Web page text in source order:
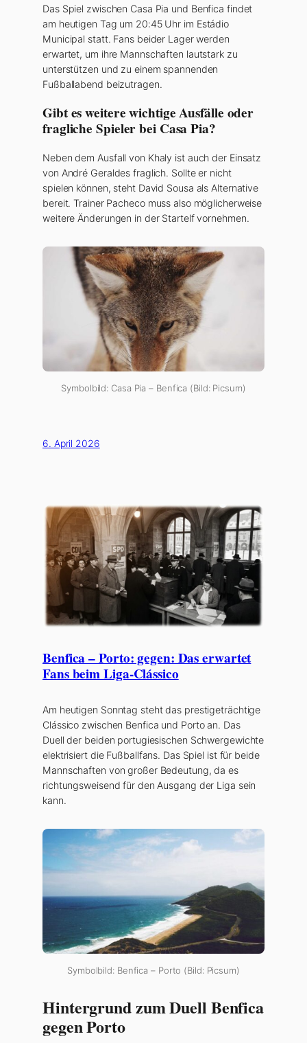
Das Spiel zwischen Casa Pia und Benfica findet
am heutigen Tag um 20:45 Uhr im Estádio
Municipal statt. Fans beider Lager werden
erwartet, um ihre Mannschaften lautstark zu
unterstützen und zu einem spannenden
Fußballabend beizutragen.
Gibt es weitere wichtige Ausfälle oder
fragliche Spieler bei Casa Pia?
Neben dem Ausfall von Khaly ist auch der Einsatz
von André Geraldes fraglich. Sollte er nicht
spielen können, steht David Sousa als Alternative
bereit. Trainer Pacheco muss also möglicherweise
weitere Änderungen in der Startelf vornehmen.
Symbolbild: Casa Pia – Benfica (Bild: Picsum)
6. April 2026
Benfica – Porto: gegen: Das erwartet
Fans beim Liga-Clássico
Am heutigen Sonntag steht das prestigeträchtige
Clássico zwischen Benfica und Porto an. Das
Duell der beiden portugiesischen Schwergewichte
elektrisiert die Fußballfans. Das Spiel ist für beide
Mannschaften von großer Bedeutung, da es
richtungsweisend für den Ausgang der Liga sein
kann.
Symbolbild: Benfica – Porto (Bild: Picsum)
Hintergrund zum Duell Benfica
gegen Porto